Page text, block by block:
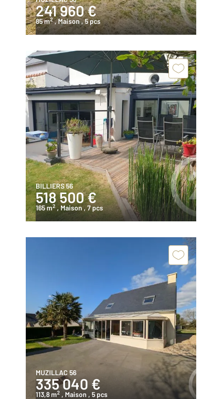
241 960 €
85 m2 , Maison, 5 pcs
BILLIERS 56
518 500 €
165 m2 , Maison , 7 pcs
MUZILLAC 56
335 040 €
113,8 m2 , Maison , 5 pcs